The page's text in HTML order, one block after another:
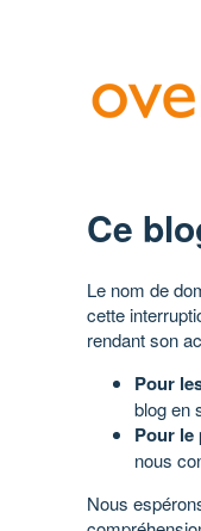
Ce
Le nom de
cette
rendant son
Pour
blog en
Pour le
nous
Nous